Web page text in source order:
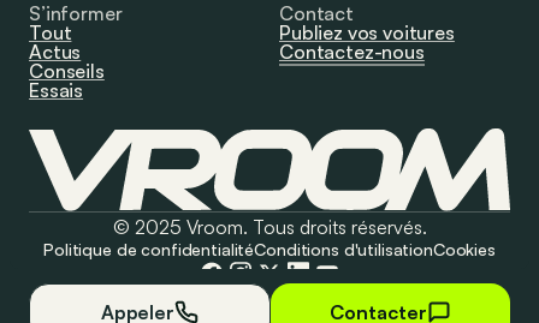
Appeler Contacter
S’informer
Tout
Actus
Conseils
Essais
Contact
Publiez vos voitures
Contactez-nous
© 2025 Vroom. Tous droits réservés.
Politique de confidentialitéConditions d'utilisationCookies